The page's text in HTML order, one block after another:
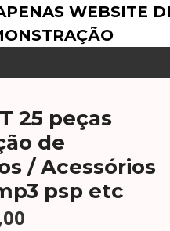
WEBSITE
25 peças
de
/ Acessórios
psp etc